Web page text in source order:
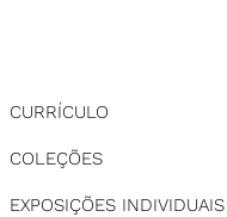
CURRÍCULO
COLEÇÕES
EXPOSIÇÕES INDIVIDUAIS